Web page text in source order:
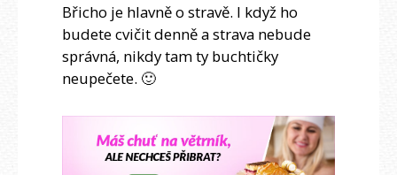
Břicho je hlavně o stravě. I když ho
budete cvičit denně a strava nebude
správná, nikdy tam ty buchtičky
neupečete. 🙂